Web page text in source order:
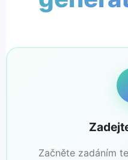
Začněte zadáním